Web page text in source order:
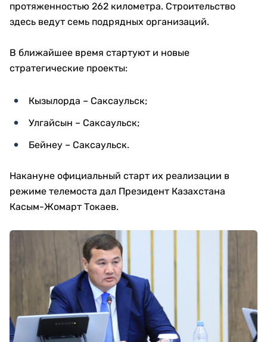
протяженностью 262 километра. Строительство
здесь ведут семь подрядных организаций.
В ближайшее время стартуют и новые
стратегические проекты:
Кызылорда – Саксаульск;
Улгайсын – Саксаульск;
Бейнеу – Саксаульск.
Накануне официальный старт их реализации в
режиме телемоста дал Президент Казахстана
Касым-Жомарт Токаев.